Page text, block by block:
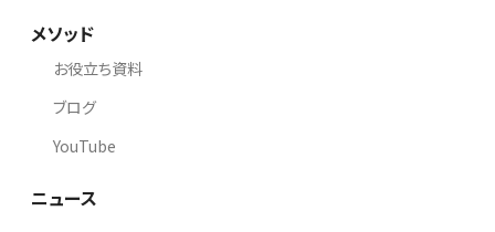
メソッド
お役立ち資料
ブログ
YouTube
ニュース